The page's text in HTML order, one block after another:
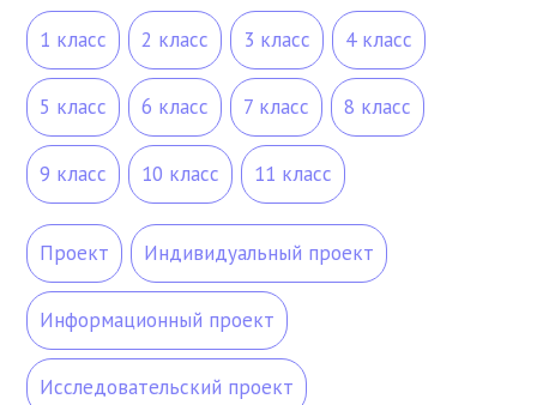
1 класс 2 класс 3 класс 4 класс
5 класс 6 класс 7 класс 8 класс
9 класс 10 класс 11 класс
Проект Индивидуальный проект
Информационный проект
Исследовательский проект